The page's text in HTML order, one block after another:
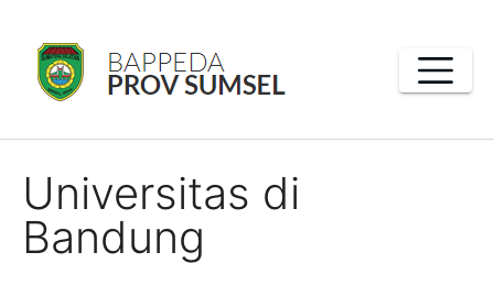
content
Universitas di
Bandung